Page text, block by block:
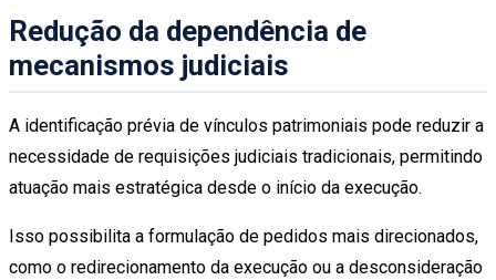
Redução da dependência de
mecanismos judiciais
A identificação prévia de vínculos patrimoniais pode reduzir a
necessidade de requisições judiciais tradicionais, permitindo
atuação mais estratégica desde o início da execução.
Isso possibilita a formulação de pedidos mais direcionados,
como o redirecionamento da execução ou a desconsideração